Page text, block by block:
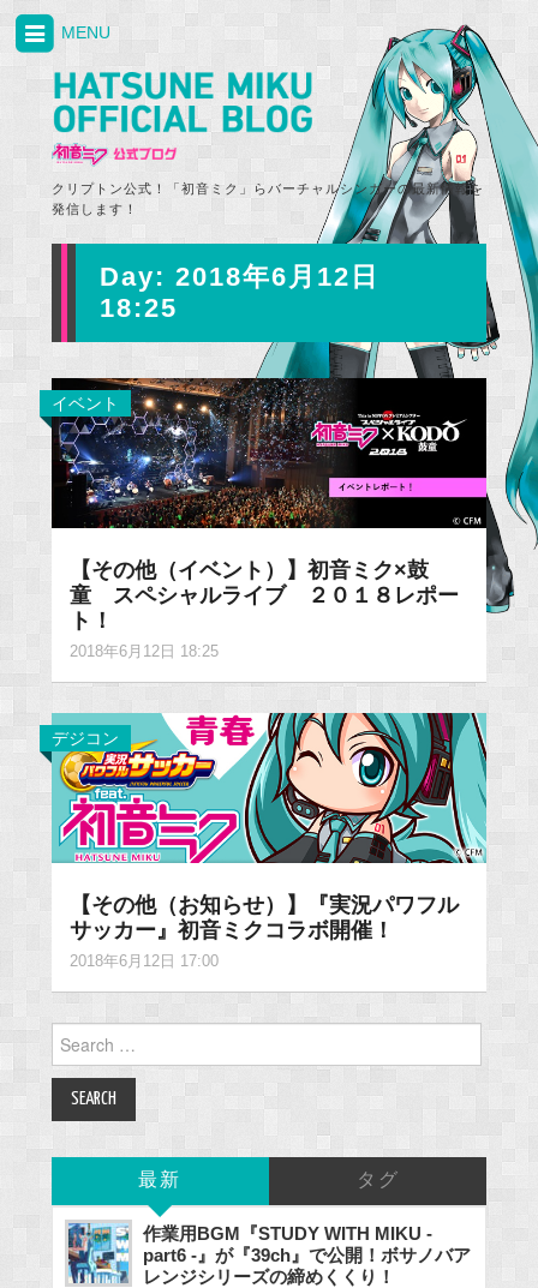
クリプトン公式！「初音ミク」らバーチャルシンガーの最新情報を
発信します！
MENU
Day: 2018年6月12日
18:25
イベント
【その他（イベント）】初音ミク×鼓
童 スペシャルライブ ２０１８レポー
ト！
2018年6月12日 18:25
デジコン
【その他（お知らせ）】『実況パワフル
サッカー』初音ミクコラボ開催！
2018年6月12日 17:00
for:
最新 タグ
作業用BGM『STUDY WITH MIKU -
part6 -』が『39ch』で公開！ボサノバア
レンジシリーズの締めくくり！